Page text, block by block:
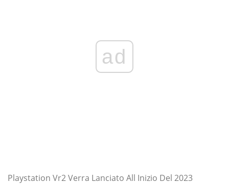
ad
Playstation Vr2 Verra Lanciato All Inizio Del 2023